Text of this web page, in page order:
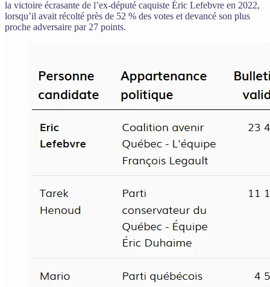
la victoire écrasante de l’ex-député caquiste Éric Lefebvre en 2022,
lorsqu’il avait récolté près de 52 % des votes et devancé son plus
proche adversaire par 27 points.